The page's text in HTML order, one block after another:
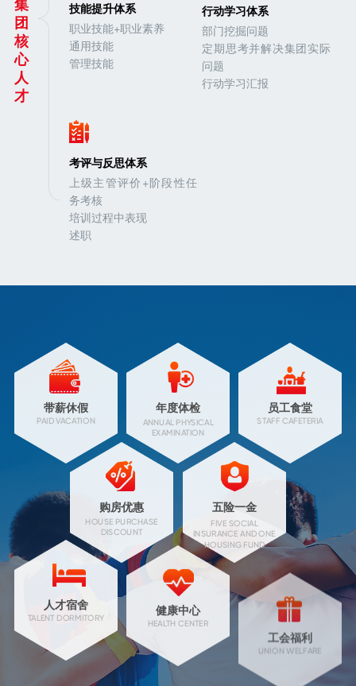
技能提升体系
职业技能+职业素养
通用技能
管理技能
行动学习体系
部门挖掘问题
定期思考并解决集团实际
问题
行动学习汇报
考评与反思体系
上级主管评价+阶段性任
务考核
培训过程中表现
述职
团
核
心
人
才
带薪休假
PAID VACATION
年度体检
ANNUAL PHYSICAL
EXAMINATION
员工食堂
STAFF CAFETERIA
购房优惠
HOUSE PURCHASE
DISCOUNT
五险一金
FIVE SOCIAL
INSURANCE AND ONE
HOUSING FUND
人才宿舍
TALENT DORMITORY
健康中心
HEALTH CENTER
工会福利
UNION WELFARE